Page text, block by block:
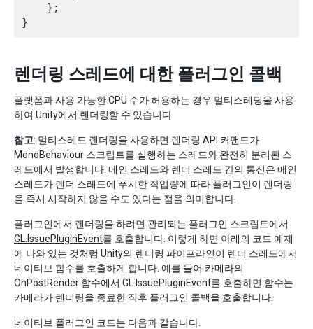
    };
렌더링 스레드에 대한 플러그인 콜백
플랫폼과 사용 가능한 CPU 수가 허용하는 경우 멀티스레딩을 사용
하여 Unity에서 렌더링할 수 있습니다.
참고: 멀티스레드 렌더링을 사용하면 렌더링 API 커맨드가
MonoBehaviour 스크립트를 실행하는 스레드와 완전히 분리된 스
레드에서 발생합니다. 메인 스레드와 렌더 스레드 간의 통신은 메인
스레드가 렌더 스레드에 푸시한 작업량에 따라 플러그인이 렌더링
을 즉시 시작하지 않을 수도 있다는 점을 의미합니다.
플러그인에서 렌더링을 하려면 관리되는 플러그인 스크립트에서
GL.IssuePluginEvent를 호출합니다. 이렇게 하면 아래의 코드 예제
에 나와 있는 것처럼 Unity의 렌더링 파이프라인이 렌더 스레드에서
네이티브 함수를 호출하게 합니다. 예를 들어 카메라의
OnPostRender 함수에서 GL.IssuePluginEvent를 호출하면 함수는
카메라가 렌더링을 종료한 직후 플러그인 콜백을 호출합니다.
네이티브 플러그인 코드는 다음과 같습니다.